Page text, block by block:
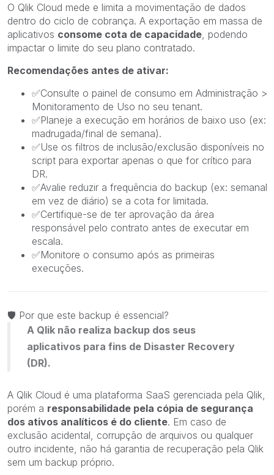
O Qlik Cloud mede e limita a movimentação de dados
dentro do ciclo de cobrança. A exportação em massa de
aplicativos consome cota de capacidade , podendo
impactar o limite do seu plano contratado.
Recomendações antes de ativar:
✅Consulte o painel de consumo em Administração >
Monitoramento de Uso no seu tenant.
✅Planeje a execução em horários de baixo uso (ex:
madrugada/final de semana).
✅Use os filtros de inclusão/exclusão disponíveis no
script para exportar apenas o que for crítico para
DR.
✅Avalie reduzir a frequência do backup (ex: semanal
em vez de diário) se a cota for limitada.
✅Certifique-se de ter aprovação da área
responsável pelo contrato antes de executar em
escala.
✅Monitore o consumo após as primeiras
execuções.
🛡 ️ Por que este backup é essencial?
A Qlik não realiza backup dos seus
aplicativos para fins de Disaster Recovery
(DR).
A Qlik Cloud é uma plataforma SaaS gerenciada pela Qlik,
porém a responsabilidade pela cópia de segurança
dos ativos analíticos é do cliente. Em caso de
exclusão acidental, corrupção de arquivos ou qualquer
outro incidente, não há garantia de recuperação pela Qlik
sem um backup próprio.